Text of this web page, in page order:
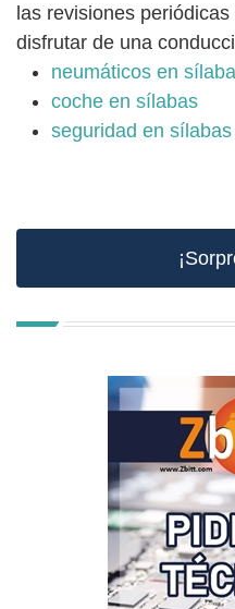
las revisiones
disfrutar de una
neumáticos en
coche en sílabas
seguridad en sílabas